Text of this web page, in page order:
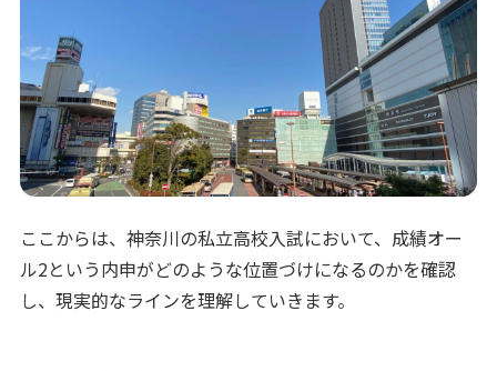
ここからは、神奈川の私立高校入試において、成績オー
ル2という内申がどのような位置づけになるのかを確認
し、現実的なラインを理解していきます。